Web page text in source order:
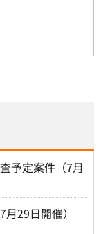
予定案件（7月
29日開催）